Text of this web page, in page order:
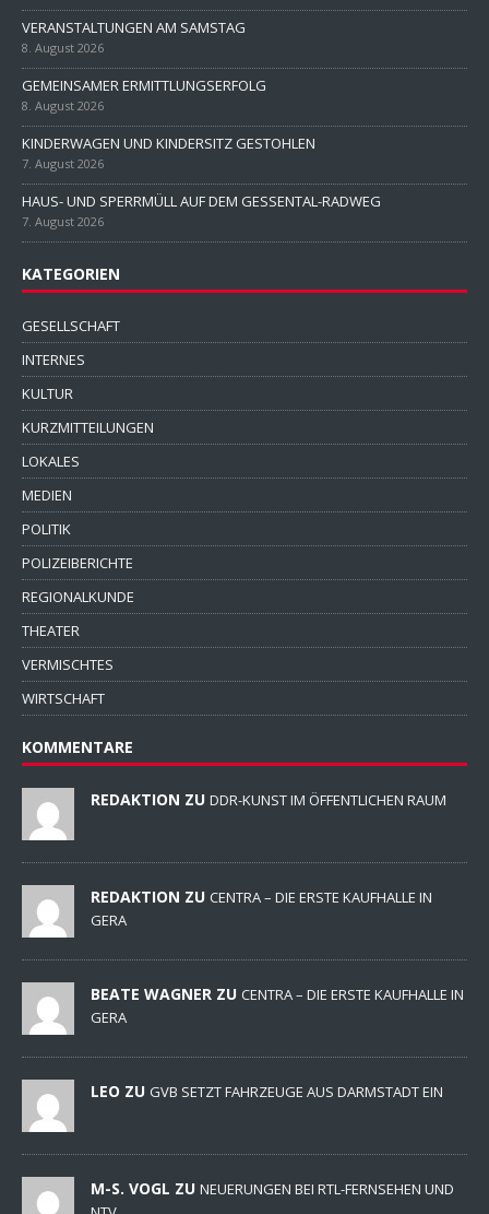
VERANSTALTUNGEN AM SAMSTAG
8. August 2026
GEMEINSAMER ERMITTLUNGSERFOLG
8. August 2026
KINDERWAGEN UND KINDERSITZ GESTOHLEN
7. August 2026
HAUS- UND SPERRMÜLL AUF DEM GESSENTAL-RADWEG
7. August 2026
KATEGORIEN
GESELLSCHAFT
INTERNES
KULTUR
KURZMITTEILUNGEN
LOKALES
MEDIEN
POLITIK
POLIZEIBERICHTE
REGIONALKUNDE
THEATER
VERMISCHTES
WIRTSCHAFT
KOMMENTARE
REDAKTION ZU DDR-KUNST IM ÖFFENTLICHEN RAUM
REDAKTION ZU CENTRA – DIE ERSTE KAUFHALLE IN
GERA
BEATE WAGNER ZU CENTRA – DIE ERSTE KAUFHALLE IN
GERA
LEO ZU GVB SETZT FAHRZEUGE AUS DARMSTADT EIN
M-S. VOGL ZU NEUERUNGEN BEI RTL-FERNSEHEN UND